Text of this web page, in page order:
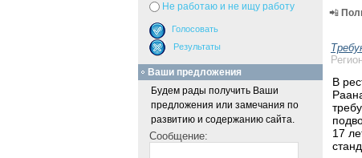
📲
В
17
Не работаю и не ищу работу
Ваши предложения
Будем рады получить Ваши
предложения или замечания по
развитию и содержанию сайта.
Сообщение: